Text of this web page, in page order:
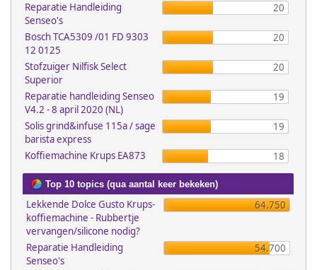
Reparatie Handleiding
Senseo's
20
Bosch TCA5309 /01 FD 9303
12 0125
20
Stofzuiger Nilfisk Select
Superior
20
Reparatie handleiding Senseo
V4.2 - 8 april 2020 (NL)
19
Solis grind&infuse 115a / sage
barista express
19
Koffiemachine Krups EA873 18
Top 10 topics (qua aantal keer bekeken)
Lekkende Dolce Gusto Krups-
koffiemachine - Rubbertje
vervangen/silicone nodig?
64.750
Reparatie Handleiding
Senseo's
54.700